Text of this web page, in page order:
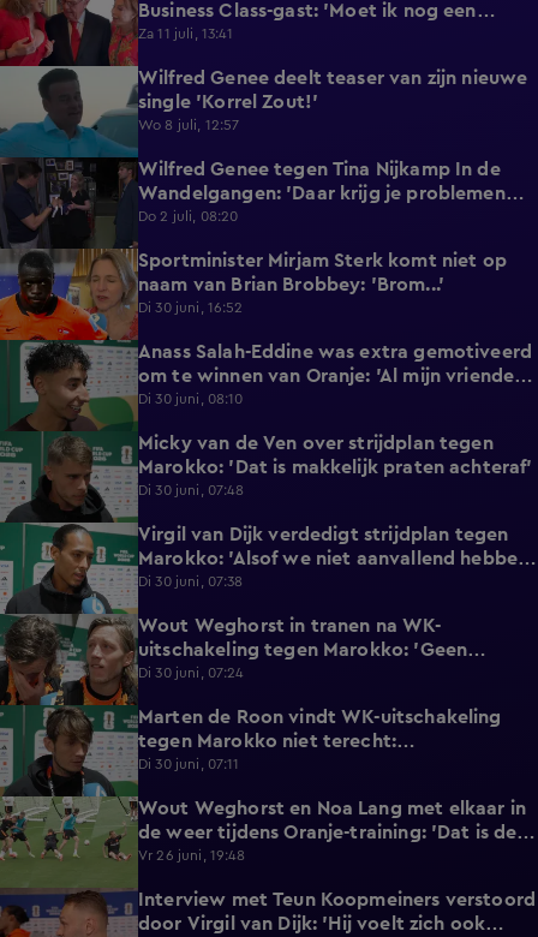
Business Class-gast: 'Moet ik nog een
knoopje losdoen?'
Za 11 juli, 13:41
0:37
Wilfred Genee deelt teaser van zijn nieuwe
single 'Korrel Zout!'
Wo 8 juli, 12:57
6:55
Wilfred Genee tegen Tina Nijkamp In de
Wandelgangen: 'Daar krijg je problemen
mee!'
Do 2 juli, 08:20
1:18
Sportminister Mirjam Sterk komt niet op
naam van Brian Brobbey: 'Brom...'
Di 30 juni, 16:52
3:02
Anass Salah-Eddine was extra gemotiveerd
om te winnen van Oranje: 'Al mijn vrienden
zijn Nederlands!'
Di 30 juni, 08:10
1:44
Micky van de Ven over strijdplan tegen
Marokko: 'Dat is makkelijk praten achteraf'
Di 30 juni, 07:48
Virgil van Dijk verdedigt strijdplan tegen
Marokko: 'Alsof we niet aanvallend hebben
gedacht?'
Di 30 juni, 07:38
3:49
Wout Weghorst in tranen na WK-
uitschakeling tegen Marokko: 'Geen
moment rekening mee gehouden'
Di 30 juni, 07:24
3:26
Marten de Roon vindt WK-uitschakeling
tegen Marokko niet terecht:
'Gelijkwaardige pot'
Di 30 juni, 07:11
2:58
Wout Weghorst en Noa Lang met elkaar in
de weer tijdens Oranje-training: 'Dat is de
tweede keer!'
Vr 26 juni, 19:48
2:43
Interview met Teun Koopmeiners verstoord
door Virgil van Dijk: 'Hij voelt zich ook